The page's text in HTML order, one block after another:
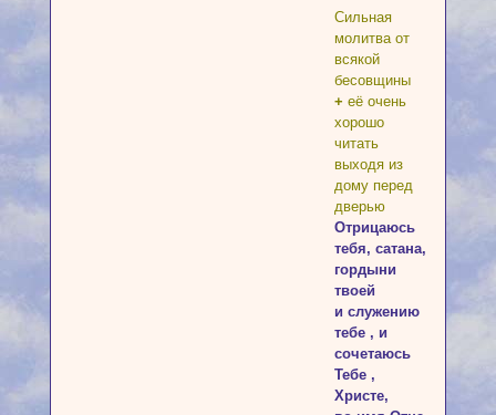
Сильная
молитва от
всякой
бесовщины
+ её очень
хорошо
читать
выходя из
дому перед
дверью
Отрицаюсь
тебя, сатана,
гордыни
твоей
и служению
тебе , и
сочетаюсь
Тебе ,
Христе,